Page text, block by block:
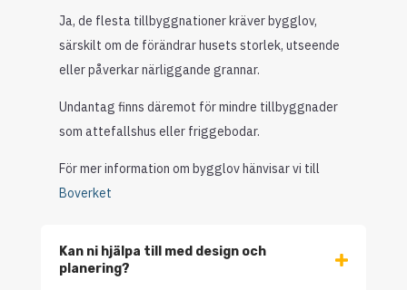
Ja, de flesta tillbyggnationer kräver bygglov,
särskilt om de förändrar husets storlek, utseende
eller påverkar närliggande grannar.
Undantag finns däremot för mindre tillbyggnader
som attefallshus eller friggebodar.
För mer information om bygglov hänvisar vi till
Boverket
Kan ni hjälpa till med design och
planering?